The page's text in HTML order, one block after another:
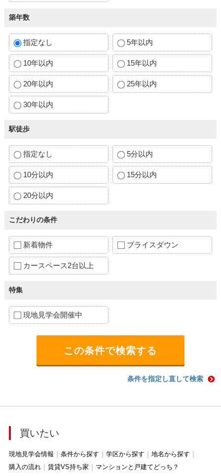
築年数
指定なし 5年以内
10年以内 15年以内
20年以内 25年以内
30年以内
駅徒歩
指定なし 5分以内
10分以内 15分以内
20分以内
こだわりの条件
新着物件 プライスダウン
カースペース2台以上
特集
現地見学会開催中
条件を指定し直して検索
買いたい
現地見学会情報 条件から探す 学区から探す
地名から探す
購入の流れ
賃貸VS持ち家 マンションと戸建てどっち？